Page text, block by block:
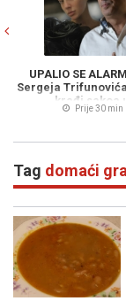
UPALIO SE
Sergeja
krađi sakoa
Prije 30 min
Tag domaći